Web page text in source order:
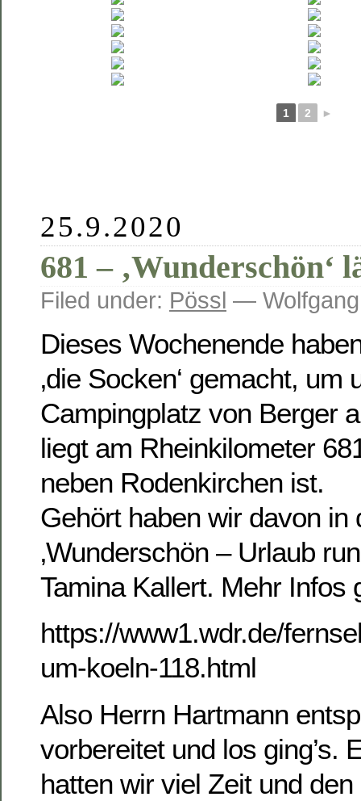
1 2 ►
25.9.2020
681 – ‚Wunderschön‘
Filed under: Pössl —
Dieses Wochenende
‚die Socken‘ gemacht, um
Campingplatz von Berger
liegt am Rheinkilometer
neben Rodenkirchen ist.
Gehört haben wir davon in
‚Wunderschön – Urlaub
Tamina Kallert. Mehr Infos
https://www1.wdr.de/
um-koeln-118.html
Also Herrn Hartmann
vorbereitet und los ging’s.
hatten wir viel Zeit und